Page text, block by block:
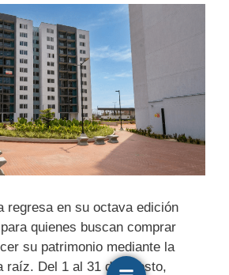
regresa en su octava edición
quienes buscan comprar
su patrimonio mediante la
raíz. Del 1 al 31 de agosto,